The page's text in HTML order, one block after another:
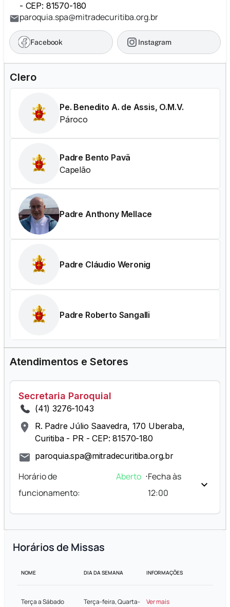
- CEP: 81570-180
paroquia.spa@mitradecuritiba.org.br
Facebook Instagram
Clero
Pe. Benedito A. de Assis, O.M.V.
Pároco
Padre Bento Pavã
Capelão
Padre Anthony Mellace
Padre Cláudio Weronig
Padre Roberto Sangalli
Atendimentos e Setores
Secretaria Paroquial
(41) 3276-1043
R. Padre Júlio Saavedra, 170 Uberaba,
Curitiba - PR - CEP: 81570-180
paroquia.spa@mitradecuritiba.org.br
Horário de
funcionamento:
Aberto ⋅Fecha às
12:00
Horários de Missas
NOME DIA DA SEMANA INFORMAÇÕES
Terça a Sábado
Terça-feira, Quarta-
Ver mais